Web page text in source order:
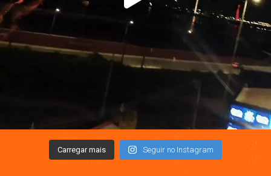
Carregar mais Seguir no Instagram